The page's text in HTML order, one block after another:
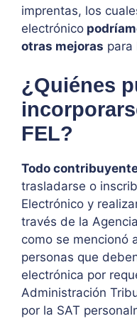
imprentas, los
electrónico
otras mejoras para
¿Quiénes
FEL?
Todo
trasladarse o
Electrónico y
través de la
como se mencionó
personas que
electrónica por
Administración
por la SAT